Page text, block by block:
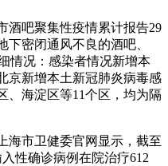
酒吧聚集性疫情累计报告29
下密闭通风不良的酒吧、
情况：感染者情况新增本
京新增本土新冠肺炎病毒感
、海淀区等11个区，均为隔
海市卫健委官网显示，截至
性确诊病例在院治疗612